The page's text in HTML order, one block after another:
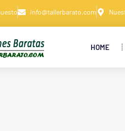
info@tallerbarato.com
HOME